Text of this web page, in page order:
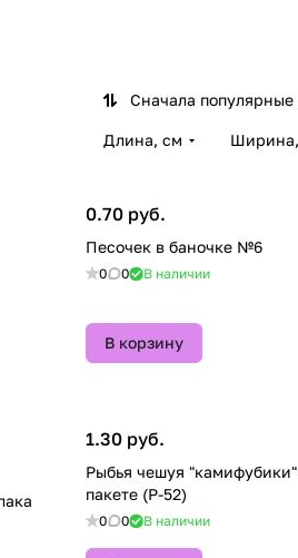
Сначала популярные
Длина, см
0.70 руб.
Песочек в баночке №6
0 0 В наличии
В корзину
1.30 руб.
Рыбья чешуя
пакете (P-52)
0 0 В наличии